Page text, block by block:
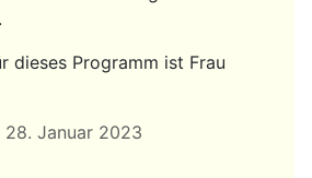
dieses Programm ist Frau
Januar 2023